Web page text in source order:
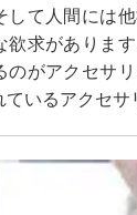
して人間には
欲求がありま
のがアクセサ
ているアクセサ